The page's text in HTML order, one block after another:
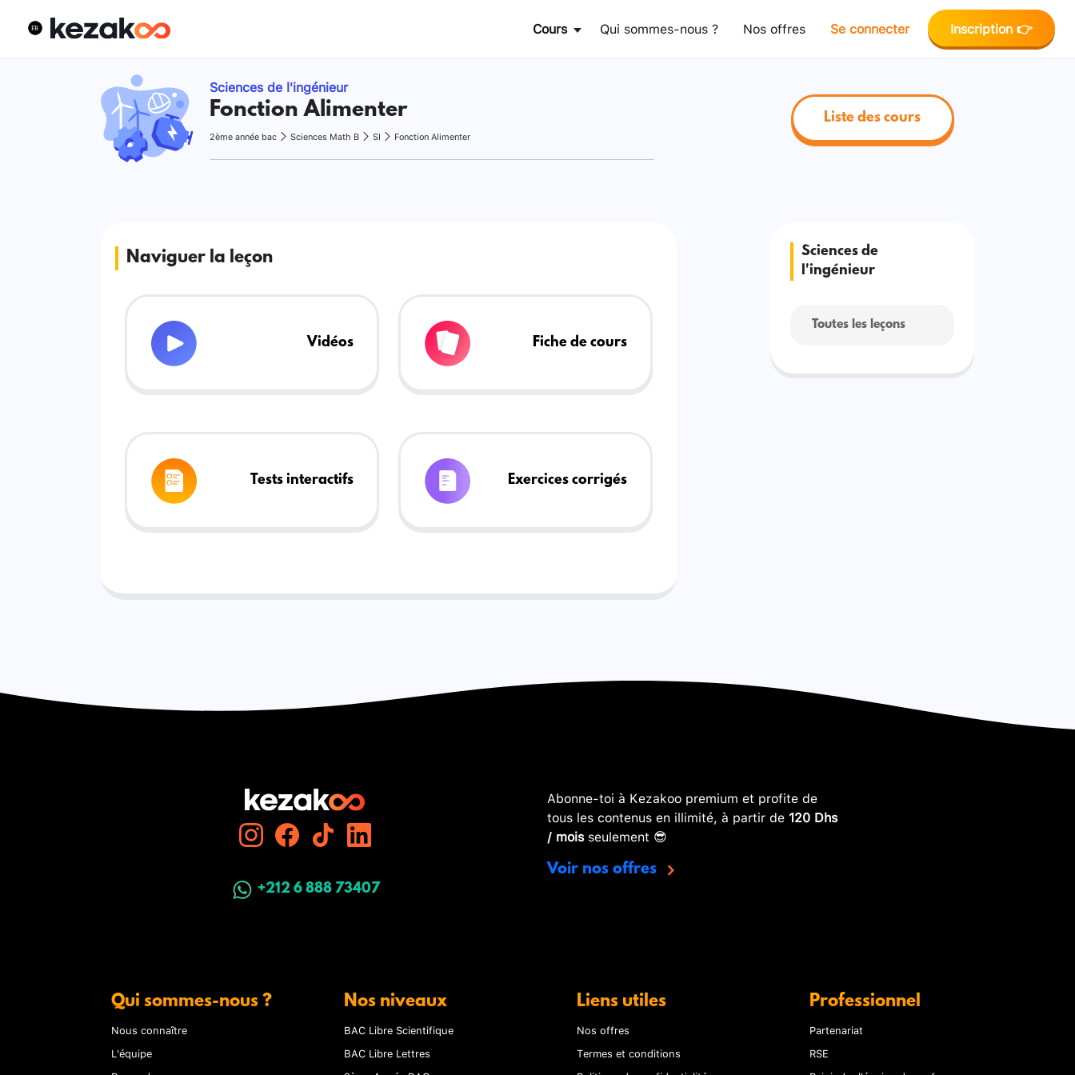
Cours Qui sommes-nous ? Nos offres Se connecter Inscription 👉
Sciences de l'ingénieur
Fonction Alimenter
2ème année bac Sciences Math B SI Fonction Alimenter
Liste des cours
Naviguer la leçon
Vidéos Fiche de cours
Tests interactifs Exercices corrigés
Sciences de
l'ingénieur
Toutes les leçons
+212 6 888 73407
Abonne-toi à Kezakoo premium et profite de
tous les contenus en illimité, à partir de 120 Dhs
/ moisseulement 😎
Voir nos offres
Qui sommes-nous ?
Nous connaître
L'équipe
Nos niveaux
BAC Libre Scientifique
BAC Libre Lettres
Liens utiles
Nos offres
Termes et conditions
Professionnel
Partenariat
RSE